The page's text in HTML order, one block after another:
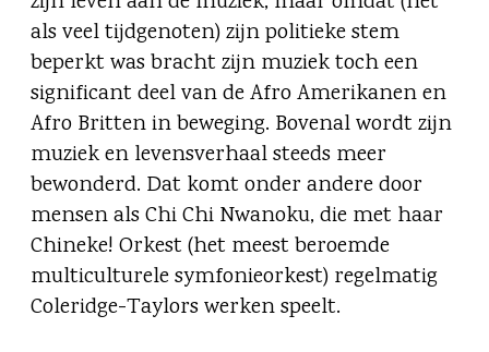
als veel tijdgenoten) zijn politieke stem
beperkt was bracht zijn muziek toch een
significant deel van de Afro Amerikanen en
Afro Britten in beweging. Bovenal wordt zijn
muziek en levensverhaal steeds meer
bewonderd. Dat komt onder andere door
mensen als Chi Chi Nwanoku, die met haar
Chineke! Orkest (het meest beroemde
multiculturele symfonieorkest) regelmatig
Coleridge-Taylors werken speelt.